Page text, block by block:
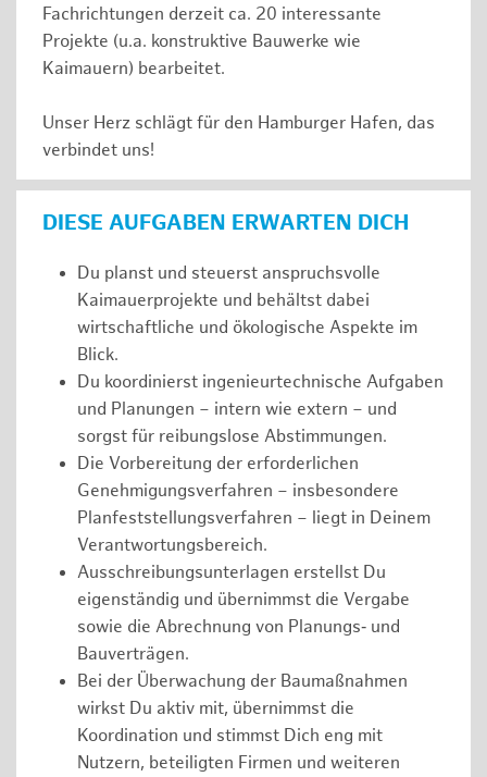
Fachrichtungen derzeit ca. 20 interessante
Projekte (u.a. konstruktive Bauwerke wie
Kaimauern) bearbeitet.
Unser Herz schlägt für den Hamburger Hafen, das
verbindet uns!
DIESE AUFGABEN ERWARTEN DICH
Du planst und steuerst anspruchsvolle
Kaimauerprojekte und behältst dabei
wirtschaftliche und ökologische Aspekte im
Blick.
Du koordinierst ingenieurtechnische Aufgaben
und Planungen – intern wie extern – und
sorgst für reibungslose Abstimmungen.
Die Vorbereitung der erforderlichen
Genehmigungsverfahren – insbesondere
Planfeststellungsverfahren – liegt in Deinem
Verantwortungsbereich.
Ausschreibungsunterlagen erstellst Du
eigenständig und übernimmst die Vergabe
sowie die Abrechnung von Planungs‑ und
Bauverträgen.
Bei der Überwachung der Baumaßnahmen
wirkst Du aktiv mit, übernimmst die
Koordination und stimmst Dich eng mit
Nutzern, beteiligten Firmen und weiteren